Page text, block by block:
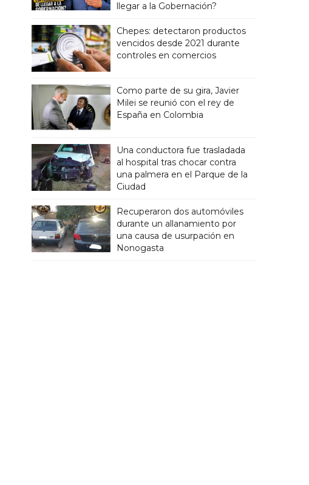
llegar a la Gobernación?
Chepes: detectaron productos
vencidos desde 2021 durante
controles en comercios
Como parte de su gira, Javier
Milei se reunió con el rey de
España en Colombia
Una conductora fue trasladada
al hospital tras chocar contra
una palmera en el Parque de la
Ciudad
Recuperaron dos automóviles
durante un allanamiento por
una causa de usurpación en
Nonogasta